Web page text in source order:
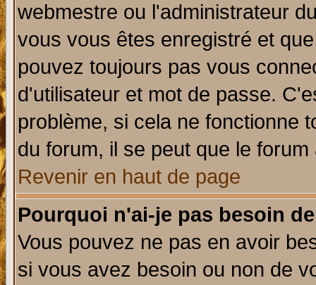
webmestre ou l'administrateur
vous vous êtes enregistré et
pouvez toujours pas vous
d'utilisateur et mot de passe.
problème, si cela ne fonctionne
du forum, il se peut que le
Revenir en haut de page
Pourquoi n'ai-je pas besoin
Vous pouvez ne pas en avoir
si vous avez besoin ou non de